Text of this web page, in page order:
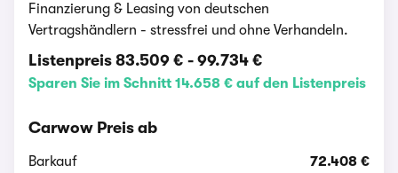
Finanzierung & Leasing von deutschen
Vertragshändlern - stressfrei und ohne Verhandeln.
Listenpreis 83.509 € - 99.734 €
Sparen Sie im Schnitt 14.658 € auf den Listenpreis
Carwow Preis ab
Barkauf 72.408 €